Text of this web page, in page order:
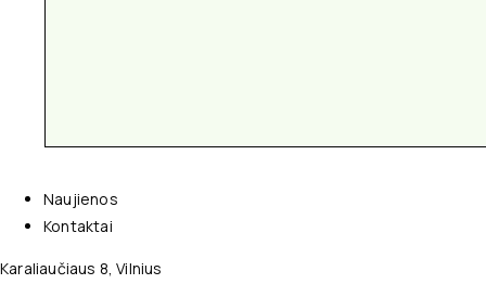
Naujienos
Kontaktai
Karaliaučiaus 8, Vilnius